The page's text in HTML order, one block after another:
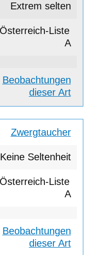
Extrem selten
A
Beobachtungen
dieser Art
Zwergtaucher
Keine Seltenheit
A
Beobachtungen
dieser Art